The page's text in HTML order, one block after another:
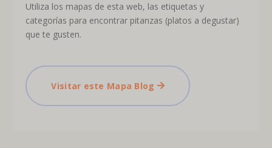
Utiliza los mapas de esta web, las etiquetas y
categorías para encontrar pitanzas (platos a degustar)
que te gusten.
Visitar este Mapa Blog